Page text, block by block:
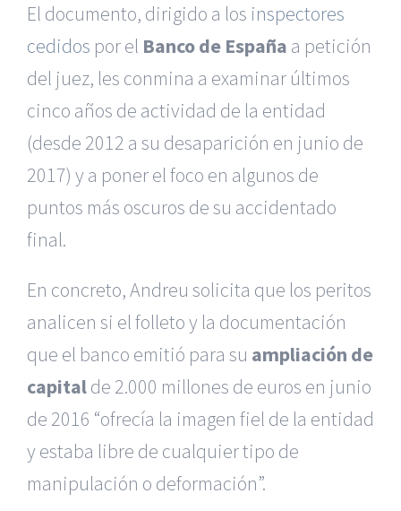
El documento, dirigido a los inspectores
cedidos por el Banco de España a petición
del juez, les conmina a examinar últimos
cinco años de actividad de la entidad
(desde 2012 a su desaparición en junio de
2017) y a poner el foco en algunos de
puntos más oscuros de su accidentado
final.
En concreto, Andreu solicita que los peritos
analicen si el folleto y la documentación
que el banco emitió para su ampliación de
capitalde 2.000 millones de euros en junio
de 2016 “ofrecía la imagen fiel de la entidad
y estaba libre de cualquier tipo de
manipulación o deformación”.